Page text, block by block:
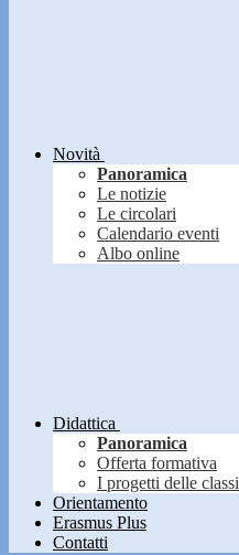
Novità
Panoramica
Le notizie
Le circolari
Calendario eventi
Albo online
Didattica
Panoramica
Offerta formativa
I progetti delle classi
Orientamento
Erasmus Plus
Contatti